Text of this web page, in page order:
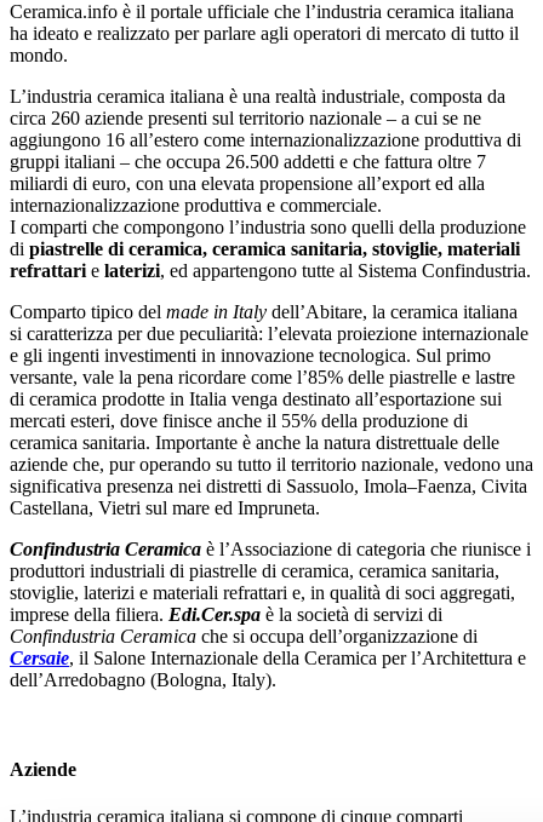
Ceramica.info è il portale ufficiale che l’industria ceramica italiana
ha ideato e realizzato per parlare agli operatori di mercato di tutto il
mondo.
L’industria ceramica italiana è una realtà industriale, composta da
circa 260 aziende presenti sul territorio nazionale – a cui se ne
aggiungono 16 all’estero come internazionalizzazione produttiva di
gruppi italiani – che occupa 26.500 addetti e che fattura oltre 7
miliardi di euro, con una elevata propensione all’export ed alla
internazionalizzazione produttiva e commerciale.
I comparti che compongono l’industria sono quelli della produzione
di piastrelle di ceramica, ceramica sanitaria, stoviglie, materiali
refrattarie laterizi, ed appartengono tutte al Sistema Confindustria.
Comparto tipico del made in Italy dell’Abitare, la ceramica italiana
si caratterizza per due peculiarità: l’elevata proiezione internazionale
e gli ingenti investimenti in innovazione tecnologica. Sul primo
versante, vale la pena ricordare come l’85% delle piastrelle e lastre
di ceramica prodotte in Italia venga destinato all’esportazione sui
mercati esteri, dove finisce anche il 55% della produzione di
ceramica sanitaria. Importante è anche la natura distrettuale delle
aziende che, pur operando su tutto il territorio nazionale, vedono una
significativa presenza nei distretti di Sassuolo, Imola–Faenza, Civita
Castellana, Vietri sul mare ed Impruneta.
Confindustria Ceramica è l’Associazione di categoria che riunisce i
produttori industriali di piastrelle di ceramica, ceramica sanitaria,
stoviglie, laterizi e materiali refrattari e, in qualità di soci aggregati,
imprese della filiera. Edi.Cer.spa è la società di servizi di
Confindustria Ceramica che si occupa dell’organizzazione di
Cersaie, il Salone Internazionale della Ceramica per l’Architettura e
dell’Arredobagno (Bologna, Italy).
Aziende
L’industria ceramica italiana si compone di cinque comparti